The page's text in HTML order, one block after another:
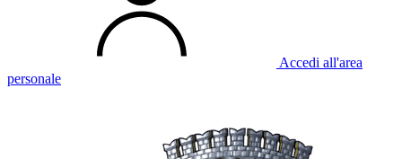
Accedi all'area
personale